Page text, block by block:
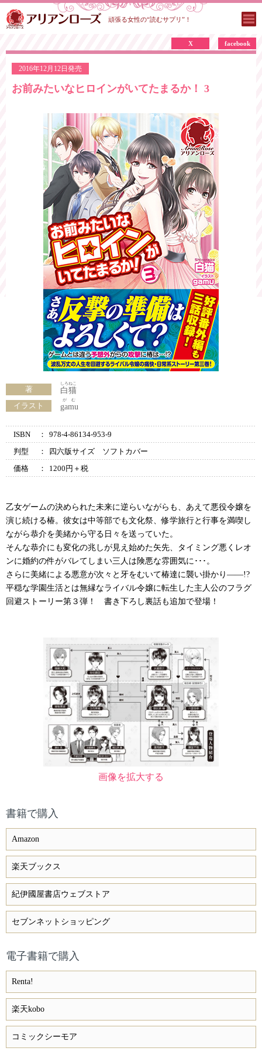
頑張る女性の“読むサプリ”！
2016年12月12日発売
X facebook
お前みたいなヒロインがいてたまるか！ 3
著 白猫
しろねこ
イラスト gamu
がむ
ISBN ：
978-4-86134-953-9
判型
：
四六版サイズ ソフトカバー
価格
： 1200円＋税
乙女ゲームの決められた未来に逆らいながらも、あえて悪役令嬢を
演じ続ける椿。彼女は中等部でも文化祭、修学旅行と行事を満喫し
ながら恭介を美緒から守る日々を送っていた。
そんな恭介にも変化の兆しが見え始めた矢先、タイミング悪くレオ
ンに婚約の件がバレてしまい三人は険悪な雰囲気に･･･。
さらに美緒による悪意が次々と牙をむいて椿達に襲い掛かり――!?
平穏な学園生活とは無縁なライバル令嬢に転生した主人公のフラグ
回避ストーリー第３弾！ 書き下ろし裏話も追加で登場！
画像を拡大する
書籍で購入
Amazon
楽天ブックス
紀伊國屋書店ウェブストア
セブンネットショッピング
電子書籍で購入
Renta!
楽天kobo
コミックシーモア